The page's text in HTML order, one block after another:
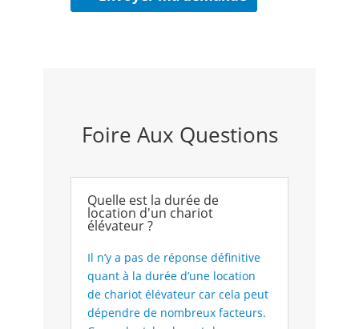
Foire Aux Questions
Quelle est la durée de
location d'un chariot
élévateur ?
Il n’y a pas de réponse définitive
quant à la durée d’une location
de chariot élévateur car cela peut
dépendre de nombreux facteurs.